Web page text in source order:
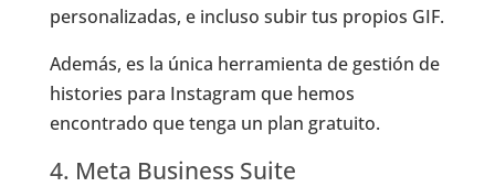
personalizadas, e incluso subir tus propios GIF.
Además, es la única herramienta de gestión de
histories para Instagram que hemos
encontrado que tenga un plan gratuito.
4. Meta Business Suite